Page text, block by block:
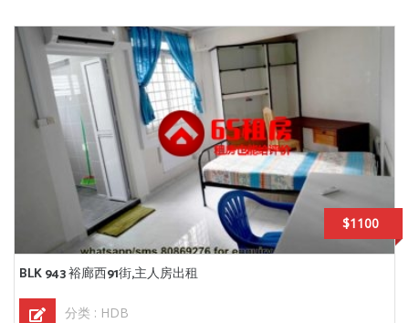
$1100
BLK 943 裕廊西91街,主人房出租
分类 : HDB